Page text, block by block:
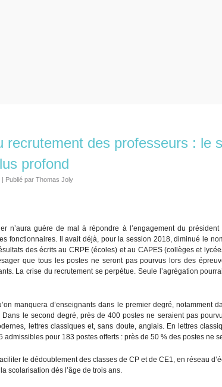
recrutement des professeurs : le
profond
| Publié par Thomas Joly
n’aura guère de mal à répondre à l’engagement du
fonctionnaires. Il avait déjà, pour la session 2018, diminué le
des écrits au CRPE (écoles) et au CAPES (collèges et
que tous les postes ne seront pas pourvus lors des
La crise du recrutement se perpétue. Seule l’agrégation
manquera d’enseignants dans le premier degré, notamment
Dans le second degré, près de 400 postes ne seraient pas
lettres classiques et, sans doute, anglais. En lettres
admissibles pour 183 postes offerts : près de 50 % des postes ne
le dédoublement des classes de CP et de CE1, en réseau
scolarisation dès l’âge de trois ans.